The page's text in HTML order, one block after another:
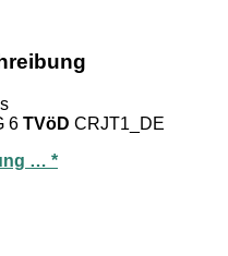
6 TVöD CRJT1_DE
… *